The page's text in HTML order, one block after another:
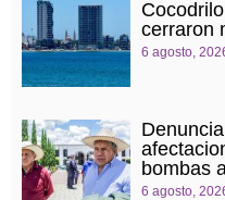
cerraron
6 agosto,
bombas
6 agosto,